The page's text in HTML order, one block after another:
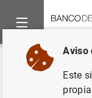
Inicio Noticias y
Volver
Cuentas
Aviso
Este